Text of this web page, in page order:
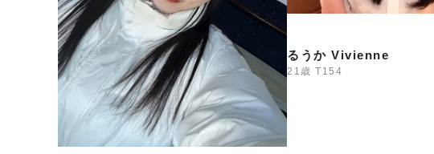
るうか Vivienne
21歳 T154